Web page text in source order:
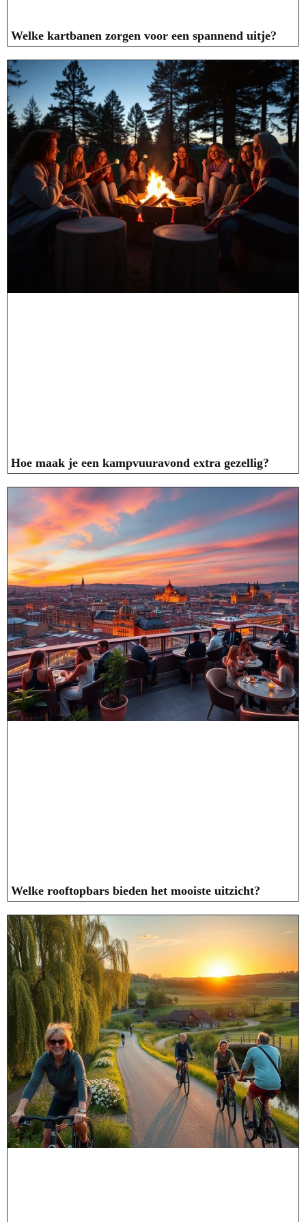
Welke kartbanen zorgen voor een spannend uitje?
Hoe maak je een kampvuuravond extra gezellig?
Welke rooftopbars bieden het mooiste uitzicht?